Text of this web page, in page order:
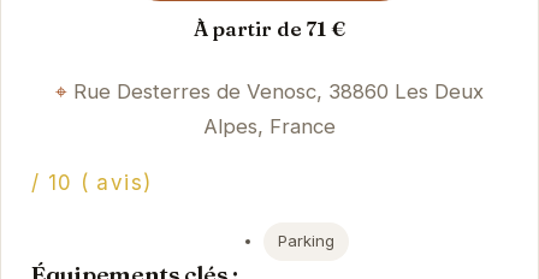
À partir de 71 €
Rue Desterres de Venosc, 38860 Les Deux
Alpes, France
/ 10 ( avis)
Parking